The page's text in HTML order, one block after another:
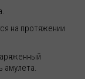
на протяжении
амулета.